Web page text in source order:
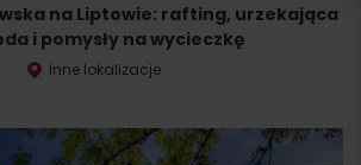
na Liptowie: rafting, urzekająca
i pomysły na wycieczkę
Inne lokalizacje